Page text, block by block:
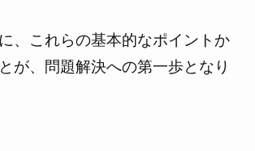
、これらの基本的なポイントか
が、問題解決への第一歩となり